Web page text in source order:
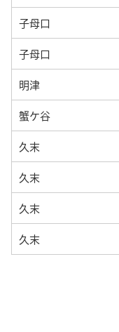
子母口
子母口
明津
蟹ケ谷
久末
久末
久末
久末